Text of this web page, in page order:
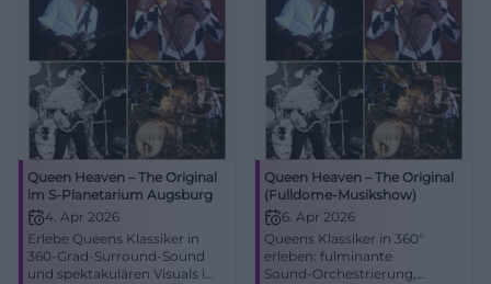
Queen Heaven – The Original
im S-Planetarium Augsburg
4. Apr 2026
Erlebe Queens Klassiker in
360‑Grad‑Surround‑Sound
und spektakulären Visuals im
Queen Heaven – The Original
(Fulldome-Musikshow)
6. Apr 2026
Queens Klassiker in 360°
erleben: fulminante
Sound‑Orchestrierung,